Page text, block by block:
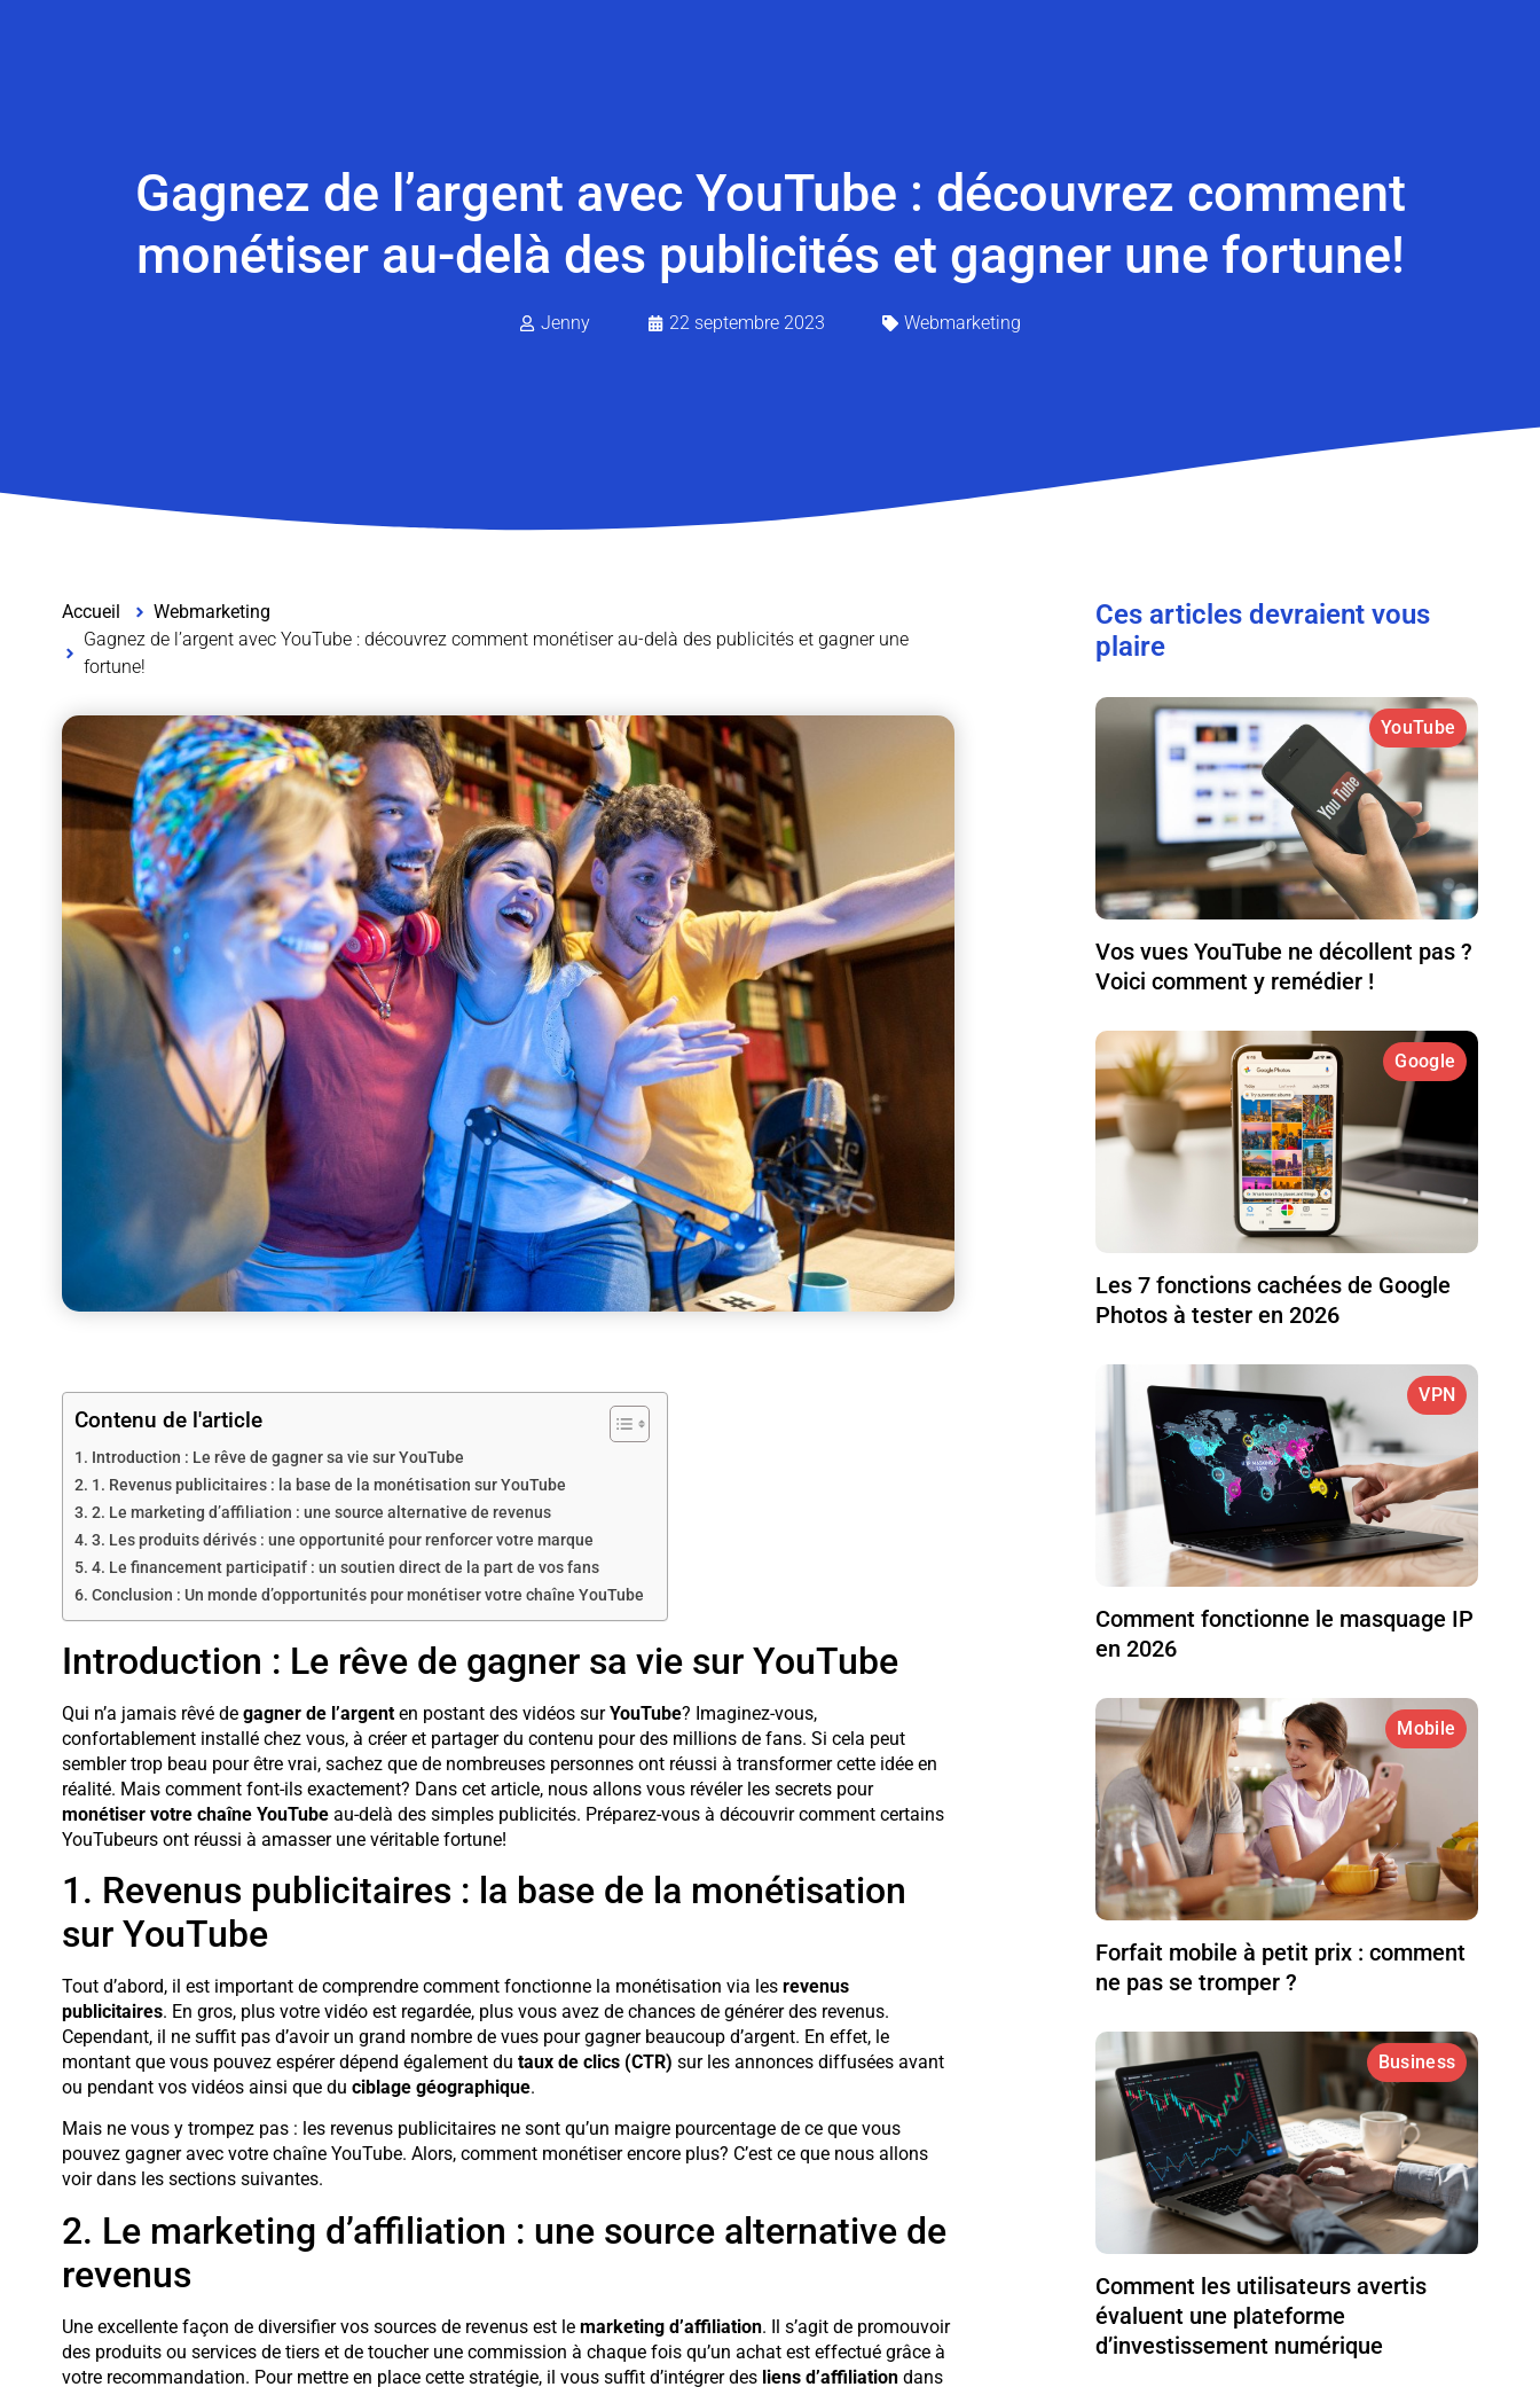
Gagnez de l’argent avec YouTube : découvrez comment
monétiser au-delà des publicités et gagner une fortune!
Jenny 22 septembre 2023 Webmarketing
Accueil
Webmarketing
Gagnez de l’argent avec YouTube : découvrez comment monétiser au-delà des publicités et gagner une
fortune!
Contenu de l'article
Introduction : Le rêve de gagner sa vie sur YouTube
1. Revenus publicitaires : la base de la monétisation sur YouTube
2. Le marketing d’affiliation : une source alternative de revenus
3. Les produits dérivés : une opportunité pour renforcer votre marque
4. Le financement participatif : un soutien direct de la part de vos fans
Conclusion : Un monde d’opportunités pour monétiser votre chaîne YouTube
Introduction : Le rêve de gagner sa vie sur YouTube
Qui n’a jamais rêvé de gagner de l’argenten postant des vidéos surYouTube? Imaginez-vous,
confortablement installé chez vous, à créer et partager du contenu pour des millions de fans. Si cela peut
sembler trop beau pour être vrai, sachez que de nombreuses personnes ont réussi à transformer cette idée en
réalité. Mais comment font-ils exactement? Dans cet article, nous allons vous révéler les secrets pour
monétiser votre chaîne YouTubeau-delà des simples publicités. Préparez-vous à découvrir comment certains
YouTubeurs ont réussi à amasser une véritable fortune!
1. Revenus publicitaires : la base de la monétisation
sur YouTube
Tout d’abord, il est important de comprendre comment fonctionne la monétisation via les revenus
publicitaires. En gros, plus votre vidéo est regardée, plus vous avez de chances de générer des revenus.
Cependant, il ne suffit pas d’avoir un grand nombre de vues pour gagner beaucoup d’argent. En effet, le
montant que vous pouvez espérer dépend également du taux de clics (CTR) sur les annonces diffusées avant
ou pendant vos vidéos ainsi que du ciblage géographique.
Mais ne vous y trompez pas : les revenus publicitaires ne sont qu’un maigre pourcentage de ce que vous
pouvez gagner avec votre chaîne YouTube. Alors, comment monétiser encore plus? C’est ce que nous allons
voir dans les sections suivantes.
2. Le marketing d’affiliation : une source alternative de
revenus
Une excellente façon de diversifier vos sources de revenus est le marketing d’affiliation. Il s’agit de promouvoir
des produits ou services de tiers et de toucher une commission à chaque fois qu’un achat est effectué grâce à
votre recommandation. Pour mettre en place cette stratégie, il vous suffit d’intégrer des liens d’affiliationdans
Ces articles devraient vous
plaire
YouTube
Vos vues YouTube ne décollent pas ?
Voici comment y remédier !
Google
Les 7 fonctions cachées de Google
Photos à tester en 2026
VPN
Comment fonctionne le masquage IP
en 2026
Mobile
Forfait mobile à petit prix : comment
ne pas se tromper ?
Business
Comment les utilisateurs avertis
évaluent une plateforme
d’investissement numérique